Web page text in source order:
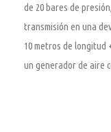
de 20 bares de
transmisión en una
10 metros de longitud
un generador de aire